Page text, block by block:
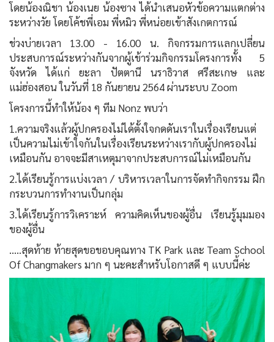
โดยน้องณิชา น้องเนย น้องซาง ได้นำเสนอหัวข้อความแตกต่าง
ระหว่างวัย โดยโค้ชพี่เอม พี่หมิว พี่หน่อยเข้าสังเกตการณ์
ช่วงบ่ายเวลา 13.00 - 16.00 น. กิจกรรมการแลกเปลี่ยน
ประสบการณ์ระหว่างกันจากผู้เข้าร่วมกิจกรรมโครงการทั้ง 5
จังหวัด ได้แก่ ยะลา ปัตตานี นราธิวาส ศรีสะเกษ และ
แม่ฮ่องสอน ในวันที่ 18 กันยายน 2564 ผ่านระบบ Zoom
โครงการนี้ทำให้น้อง ๆ ทีม Nonz พบว่า
1.ความจริงแล้วผู้ปกครองไม่ได้ตั้งใจกดดันเราในเรื่องเรียนแต่
เป็นความไม่เข้าใจกันในเรื่องเรียนระหว่างเรากับผู้ปกครองไม่
เหมือนกัน อาจจะมีสาเหตุมาจากประสบการณ์ไม่เหมือนกัน
2.ได้เรียนรู้การแบ่งเวลา / บริหารเวลาในการจัดทำกิจกรรม ฝึก
กระบวนการทำงานเป็นกลุ่ม
3.ได้เรียนรู้การวิเคราะห์ ความคิดเห็นของผู้อื่น เรียนรู้มุมมอง
ของผู้อื่น
.....สุดท้าย ท้ายสุดขอขอบคุณทาง TK Park และ Team School
Of Changmakers มาก ๆ นะคะสำหรับโอกาสดี ๆ แบบนี้ค่ะ